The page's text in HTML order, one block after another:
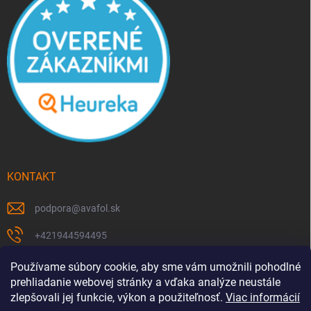
Používame súbory cookie, aby sme vám umožnili pohodlné
prehliadanie webovej stránky a vďaka analýze neustále
zlepšovali jej funkcie, výkon a použiteľnosť. Viac informácií
KONTAKT
podpora@avafol.sk
+421944594495
https://www.facebook.com/p/avafolsk-100091961793102/
avafol.sk/